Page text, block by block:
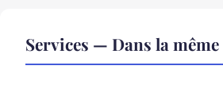
Services — Dans la